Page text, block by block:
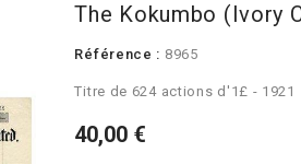
The Kokumbo (Ivory
Référence : 8965
Titre de 624 actions d'1£ - 1921
40,00 €